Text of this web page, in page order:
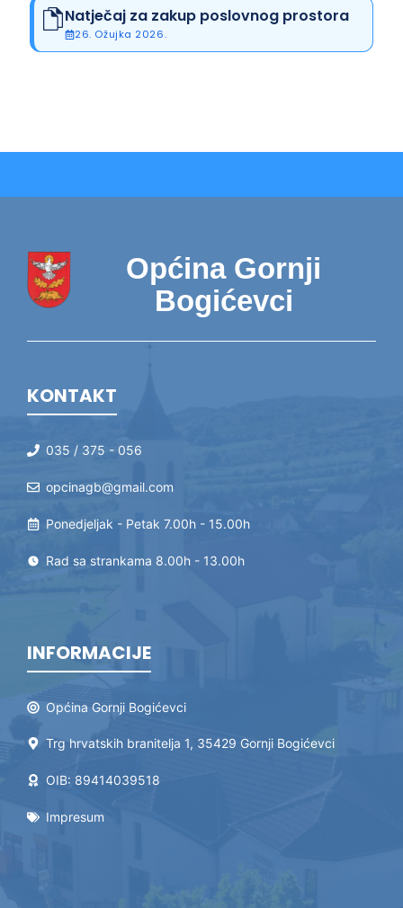
Natječaj za zakup poslovnog prostora
26. Ožujka 2026.
Općina Gornji
Bogićevci
KONTAKT
035 / 375 - 056
opcinagb@gmail.com
Ponedjeljak - Petak 7.00h - 15.00h
Rad sa strankama 8.00h - 13.00h
INFORMACIJE
Općina Gornji Bogićevci
Trg hrvatskih branitelja 1, 35429 Gornji Bogićevci
OIB: 89414039518
Impresum